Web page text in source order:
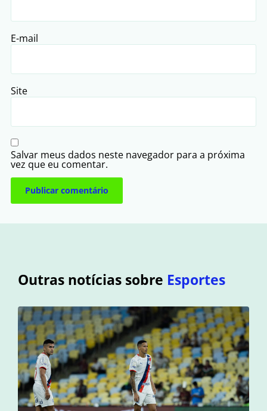
E-mail
Site
Salvar meus dados neste navegador para a próxima
vez que eu comentar.
Outras notícias sobre Esportes